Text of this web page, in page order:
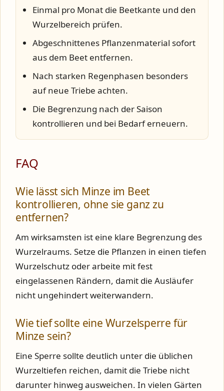
Einmal pro Monat die Beetkante und den
Wurzelbereich prüfen.
Abgeschnittenes Pflanzenmaterial sofort
aus dem Beet entfernen.
Nach starken Regenphasen besonders
auf neue Triebe achten.
Die Begrenzung nach der Saison
kontrollieren und bei Bedarf erneuern.
FAQ
Wie lässt sich Minze im Beet
kontrollieren, ohne sie ganz zu
entfernen?
Am wirksamsten ist eine klare Begrenzung des
Wurzelraums. Setze die Pflanzen in einen tiefen
Wurzelschutz oder arbeite mit fest
eingelassenen Rändern, damit die Ausläufer
nicht ungehindert weiterwandern.
Wie tief sollte eine Wurzelsperre für
Minze sein?
Eine Sperre sollte deutlich unter die üblichen
Wurzeltiefen reichen, damit die Triebe nicht
darunter hinweg ausweichen. In vielen Gärten